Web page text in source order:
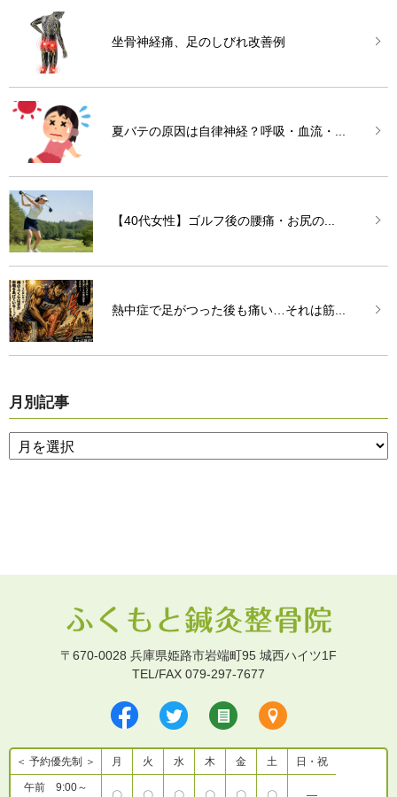
坐骨神経痛、足のしびれ改善例
夏バテの原因は自律神経？呼吸・血流・...
【40代女性】ゴルフ後の腰痛・お尻の...
熱中症で足がつった後も痛い…それは筋...
月別記事
〒670-0028 兵庫県姫路市岩端町95 城西ハイツ1F
TEL/FAX 079-297-7677
＜ 予約優先制 ＞ 月 火 水 木 金 土 日・祝
午前 9:00～